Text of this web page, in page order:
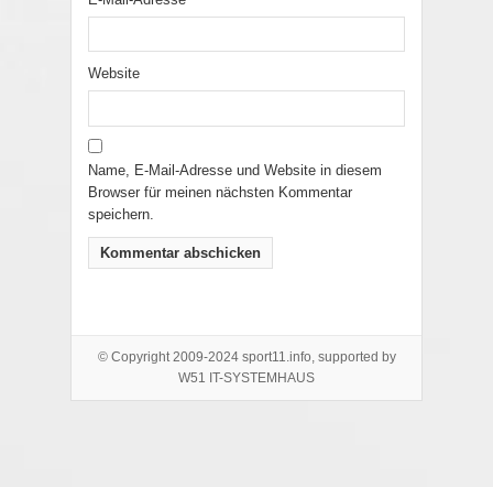
Website
Name, E-Mail-Adresse und Website in diesem
Browser für meinen nächsten Kommentar
speichern.
© Copyright 2009-2024 sport11.info, supported by
W51 IT-SYSTEMHAUS